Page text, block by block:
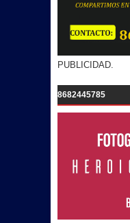
PUBLICIDAD.
8682445785